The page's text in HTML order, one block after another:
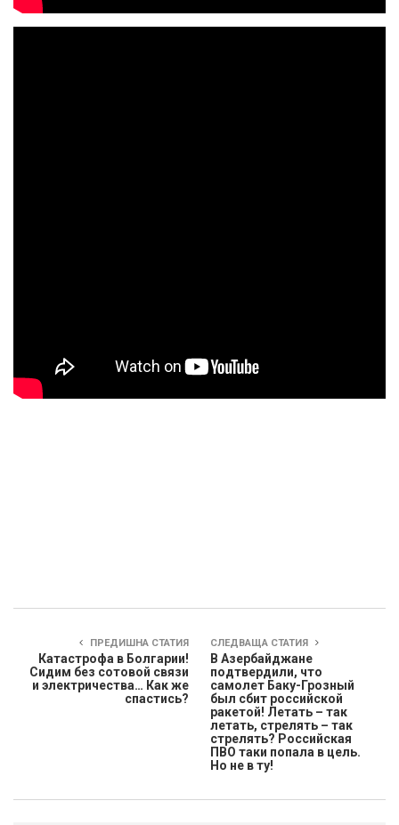
ПРЕДИШНА СТАТИЯ
Катастрофа в Болгарии!
Сидим без сотовой связи
и электричества… Как же
спастись?
СЛЕДВАЩА СТАТИЯ
В Азербайджане
подтвердили, что
самолет Баку-Грозный
был сбит российской
ракетой! Летать – так
летать, стрелять – так
стрелять? Российская
ПВО таки попала в цель.
Но не в ту!